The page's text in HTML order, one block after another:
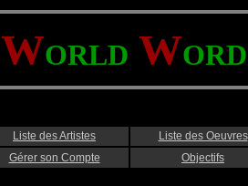
WORLD WORD
Liste des Artistes
Liste des Oeuvres
Gérer son Compte Objectifs